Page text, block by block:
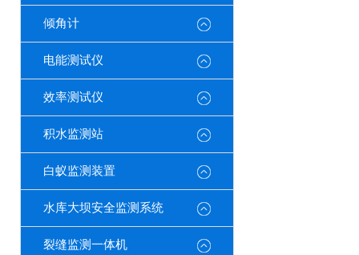
倾角计
电能测试仪
效率测试仪
积水监测站
白蚁监测装置
水库大坝安全监测系统
裂缝监测一体机